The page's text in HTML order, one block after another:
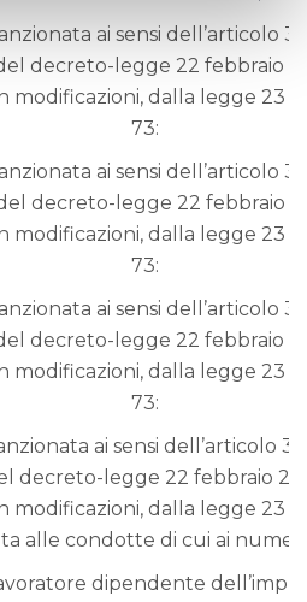
ai sensi dell’articolo 3,
decreto-legge 22 febbraio
modificazioni, dalla legge 23
73:
ai sensi dell’articolo 3,
decreto-legge 22 febbraio
modificazioni, dalla legge 23
73:
ai sensi dell’articolo 3,
decreto-legge 22 febbraio
modificazioni, dalla legge 23
73:
ai sensi dell’articolo 3,
decreto-legge 22 febbraio
modificazioni, dalla legge 23
alle condotte di cui ai numeri
dipendente